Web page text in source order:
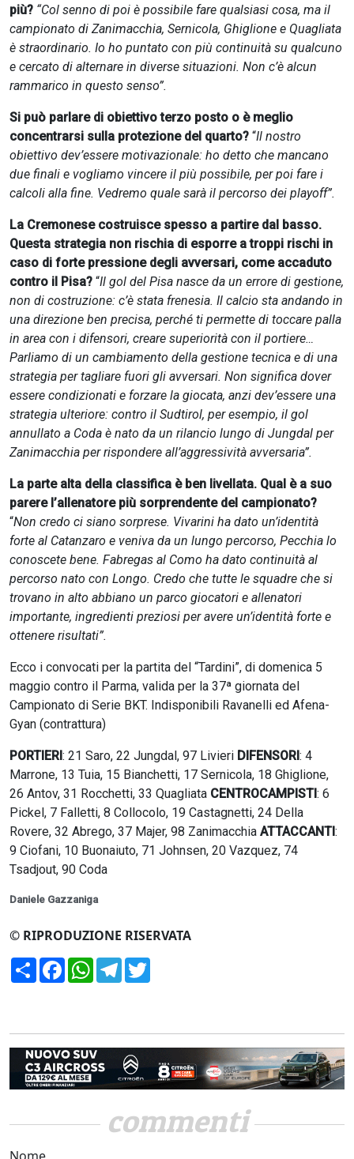
più? “Col senno di poi è possibile fare qualsiasi cosa, ma il
campionato di Zanimacchia, Sernicola, Ghiglione e Quagliata
è straordinario. Io ho puntato con più continuità su qualcuno
e cercato di alternare in diverse situazioni. Non c’è alcun
rammarico in questo senso”.
Si può parlare di obiettivo terzo posto o è meglio
concentrarsi sulla protezione del quarto? “Il nostro
obiettivo dev’essere motivazionale: ho detto che mancano
due finali e vogliamo vincere il più possibile, per poi fare i
calcoli alla fine. Vedremo quale sarà il percorso dei playoff”.
La Cremonese costruisce spesso a partire dal basso.
Questa strategia non rischia di esporre a troppi rischi in
caso di forte pressione degli avversari, come accaduto
contro il Pisa? “Il gol del Pisa nasce da un errore di gestione,
non di costruzione: c’è stata frenesia. Il calcio sta andando in
una direzione ben precisa, perché ti permette di toccare palla
in area con i difensori, creare superiorità con il portiere…
Parliamo di un cambiamento della gestione tecnica e di una
strategia per tagliare fuori gli avversari. Non significa dover
essere condizionati e forzare la giocata, anzi dev’essere una
strategia ulteriore: contro il Sudtirol, per esempio, il gol
annullato a Coda è nato da un rilancio lungo di Jungdal per
Zanimacchia per rispondere all’aggressività avversaria”.
La parte alta della classifica è ben livellata. Qual è a suo
parere l’allenatore più sorprendente del campionato?
“Non credo ci siano sorprese. Vivarini ha dato un’identità
forte al Catanzaro e veniva da un lungo percorso, Pecchia lo
conoscete bene. Fabregas al Como ha dato continuità al
percorso nato con Longo. Credo che tutte le squadre che si
trovano in alto abbiano un parco giocatori e allenatori
importante, ingredienti preziosi per avere un’identità forte e
ottenere risultati”.
Ecco i convocati per la partita del “Tardini”, di domenica 5
maggio contro il Parma, valida per la 37ª giornata del
Campionato di Serie BKT. Indisponibili Ravanelli ed Afena-
Gyan (contrattura)
PORTIERI: 21 Saro, 22 Jungdal, 97 Livieri DIFENSORI: 4
Marrone, 13 Tuia, 15 Bianchetti, 17 Sernicola, 18 Ghiglione,
26 Antov, 31 Rocchetti, 33 Quagliata CENTROCAMPISTI: 6
Pickel, 7 Falletti, 8 Collocolo, 19 Castagnetti, 24 Della
Rovere, 32 Abrego, 37 Majer, 98 Zanimacchia ATTACCANTI:
9 Ciofani, 10 Buonaiuto, 71 Johnsen, 20 Vazquez, 74
Tsadjout, 90 Coda
Daniele Gazzaniga
© RIPRODUZIONE RISERVATA
CondividiFacebookWhatsApp
Telegram
commenti
Nome